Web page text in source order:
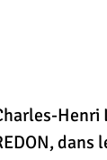
dans
Henri
dans